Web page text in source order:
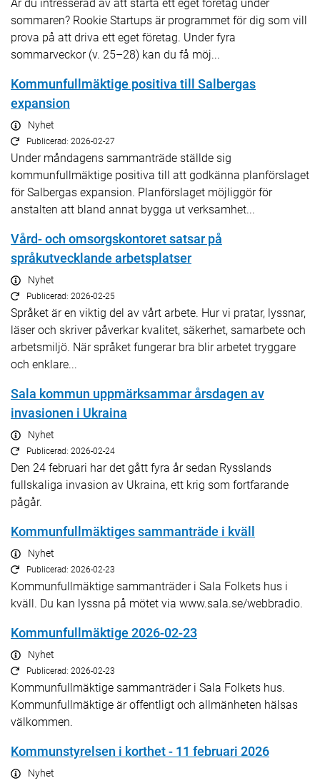
Är du intresserad av att starta ett eget företag under
sommaren? Rookie Startups är programmet för dig som vill
prova på att driva ett eget företag. Under fyra
sommarveckor (v. 25–28) kan du få möj...
Kommunfullmäktige positiva till Salbergas
expansion
Nyhet
Publicerad: 2026-02-27
Under måndagens sammanträde ställde sig
kommunfullmäktige positiva till att godkänna planförslaget
för Salbergas expansion. Planförslaget möjliggör för
anstalten att bland annat bygga ut verksamhet...
Vård- och omsorgskontoret satsar på
språkutvecklande arbetsplatser
Nyhet
Publicerad: 2026-02-25
Språket är en viktig del av vårt arbete. Hur vi pratar, lyssnar,
läser och skriver påverkar kvalitet, säkerhet, samarbete och
arbetsmiljö. När språket fungerar bra blir arbetet tryggare
och enklare...
Sala kommun uppmärksammar årsdagen av
invasionen i Ukraina
Nyhet
Publicerad: 2026-02-24
Den 24 februari har det gått fyra år sedan Rysslands
fullskaliga invasion av Ukraina, ett krig som fortfarande
pågår.
Kommunfullmäktiges sammanträde i kväll
Nyhet
Publicerad: 2026-02-23
Kommunfullmäktige sammanträder i Sala Folkets hus i
kväll. Du kan lyssna på mötet via www.sala.se/webbradio.
Kommunfullmäktige 2026-02-23
Nyhet
Publicerad: 2026-02-23
Kommunfullmäktige sammanträder i Sala Folkets hus.
Kommunfullmäktige är offentligt och allmänheten hälsas
välkommen.
Kommunstyrelsen i korthet - 11 februari 2026
Nyhet